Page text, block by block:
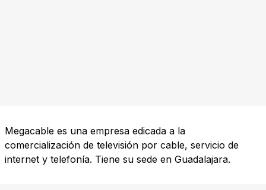
Megacable es una empresa edicada a la
comercialización de televisión por cable, servicio de
internet y telefonía. Tiene su sede en Guadalajara.